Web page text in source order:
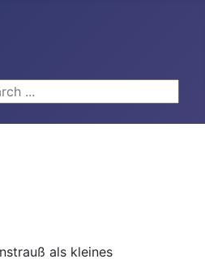
als kleines